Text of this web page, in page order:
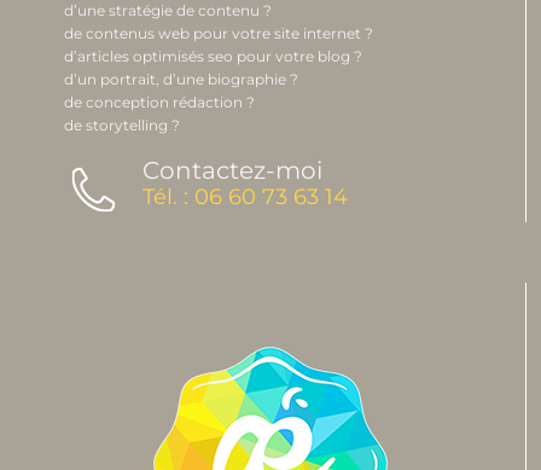
d’une stratégie de contenu ?
de contenus web pour votre site internet ?
d’articles optimisés seo pour votre blog ?
d’un portrait, d’une biographie ?
de conception rédaction ?
de storytelling ?
Contactez-moi
Tél. : 06 60 73 63 14